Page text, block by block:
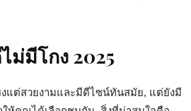
ม่มีโกง 2025
งแต่สวยงามและมีดีไซน์ทันสมัย, แต่ยังมี